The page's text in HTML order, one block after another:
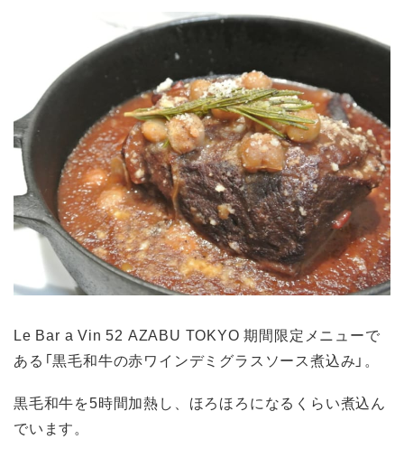
Le Bar a Vin 52 AZABU TOKYO 期間限定メニューで
ある「黒毛和牛の赤ワインデミグラスソース煮込み」。
黒毛和牛を5時間加熱し、ほろほろになるくらい煮込ん
でいます。